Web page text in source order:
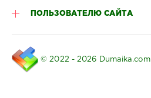
ПОЛЬЗОВАТЕЛЮ САЙТА
© 2022 - 2026 Dumaika.com